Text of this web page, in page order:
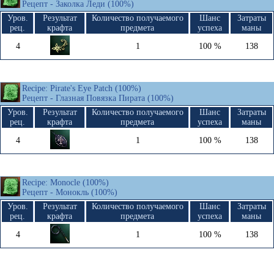
Рецепт - Заколка Леди (100%)
Уров.
рец.
Результат
крафта
Количество получаемого
предмета
Шанс
успеха
Затраты
маны
4
1 100 % 138
Recipe: Pirate's Eye Patch (100%)
Рецепт - Глазная Повязка Пирата (100%)
Уров.
рец.
Результат
крафта
Количество получаемого
предмета
Шанс
успеха
Затраты
маны
4
1 100 % 138
Recipe: Monocle (100%)
Рецепт - Монокль (100%)
Уров.
рец.
Результат
крафта
Количество получаемого
предмета
Шанс
успеха
Затраты
маны
4
1 100 % 138